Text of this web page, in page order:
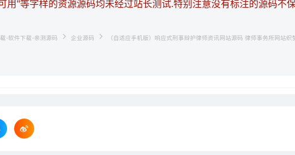
用"等字样的资源源码均未经过站长测试.特别注意没有标注的源码不
-软件下载-亲测源码 企业源码 （自适应手机版）响应式刑事辩护律师资讯网站源码 律师事务所网站织